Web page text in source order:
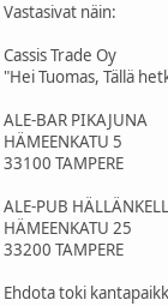
Vastasivat näin:
Cassis Trade Oy
"Hei Tuomas, Tällä
ALE-BAR PIKAJUNA
HÄMEENKATU 5
33100 TAMPERE
ALE-PUB
HÄMEENKATU 25
33200 TAMPERE
Ehdota toki